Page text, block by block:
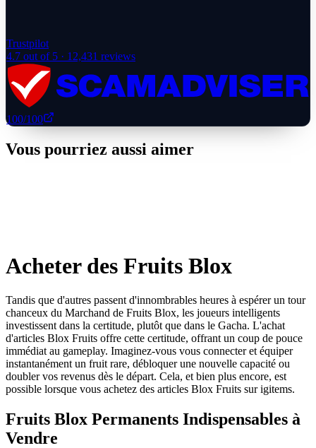
Trustpilot
4.7 out of 5 · 12,431 reviews
100/100
Vous pourriez aussi aimer
Acheter des Fruits Blox
Tandis que d'autres passent d'innombrables heures à espérer un tour
chanceux du Marchand de Fruits Blox, les joueurs intelligents
investissent dans la certitude, plutôt que dans le Gacha. L'achat
d'articles Blox Fruits offre cette certitude, offrant un coup de pouce
immédiat au gameplay. Imaginez-vous vous connecter et équiper
instantanément un fruit rare, débloquer une nouvelle capacité ou
doubler vos revenus dès le départ. Cela, et bien plus encore, est
possible lorsque vous achetez des articles Blox Fruits sur igitems.
Fruits Blox Permanents Indispensables à
Vendre